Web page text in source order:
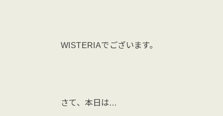
WISTERIAでございます。
さて、本日は…